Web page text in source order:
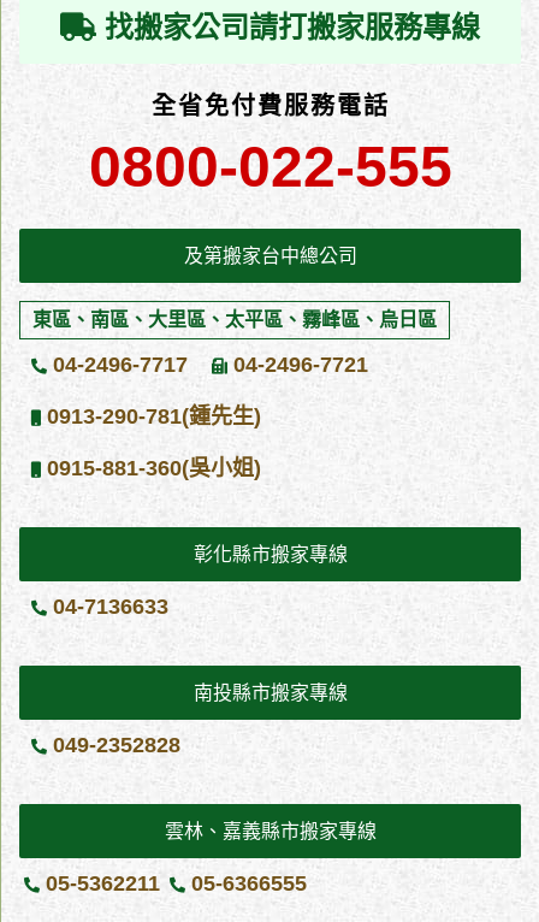
中住處還要被扣押加價，最後兩邊不歡而散。
服務大台中之外，在彰化、雲林、南投、苗栗，也都有我們搬家公
搬家公司協調避免紛爭俗話說欲速則不達，當有搬家需求時在「價
錢」部分還是要好好喬，為此及第大里搬家在估價方面具有極高的
專業性，不管您的住所是在彰化或是雲林，只要您有需要我們搬家
公司都可以到府專人為您估價，並且根據您的需求進行計算與簽訂
過年前這段時間，除了搬運時間緊迫以外，後續的整理也很不容
易，萬一安排在過年當週才搬入，要好好整理物品真的會欲哭無
淚，及第彰化搬家公司建議為了避免這個情況，減少貨物絕對能夠
有所幫助。例如假設要從雲林搬家到到台中大里的長途運送，如果
可以減少不必要的物品，對於搬家公司來說不僅會比較好落位，在
開價上也會比較低，實際上減少貨物，就是最簡單且直接的搬家妙
家的大旺季，許多時候不只要和搬家公司規劃搬遷彰化的計畫，在
工作上也可能會相當忙碌，在年末所有的工作都要做總結，也因此
對於這些沒時間的家庭，及第大里搬家建議，可以考慮使用精緻搬
負責的服務，例如從彰化搬至雲林的話，搬家公司會將您您所有的
物品、家具妥善的包裝與保護，如果有必要也會為您拆解家具運
當您完成整套服務時，家裡大多數物品都已經由及第大里搬家處理
完成，讓您可以快速且輕鬆的「無痛搬家」。
找搬家公司請打搬家服務專線
全省免付費服務電話
0800-022-555
及第搬家台中總公司
東區、南區、大里區、太平區、霧峰區、烏日區
04-2496-7717 04-2496-7721
0913-290-781(鍾先生)
0915-881-360(吳小姐)
彰化縣市搬家專線
04-7136633
南投縣市搬家專線
049-2352828
雲林、嘉義縣市搬家專線
05-5362211 05-6366555